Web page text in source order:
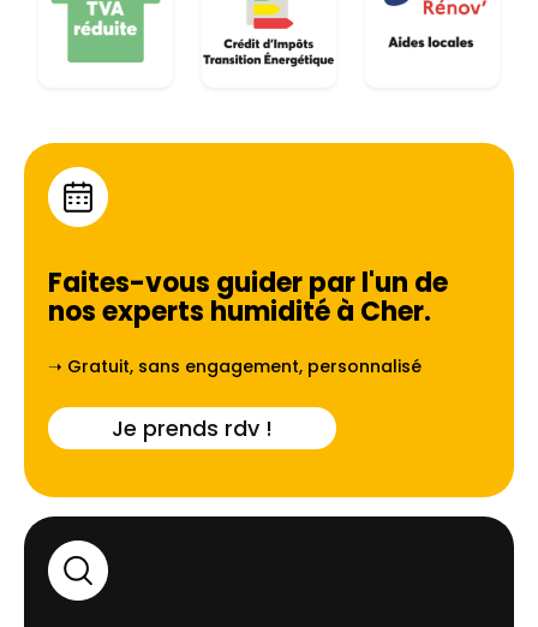
Faites-vous guider par l'un de
nos experts humidité à Cher.
➝ Gratuit, sans engagement, personnalisé
Je prends rdv !